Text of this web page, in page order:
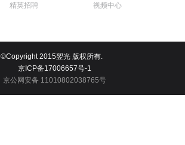
精英招聘
视频中心
©Copyright 2015翌光 版权所有.
京ICP备17006657号-1
京公网安备 11010802038765号